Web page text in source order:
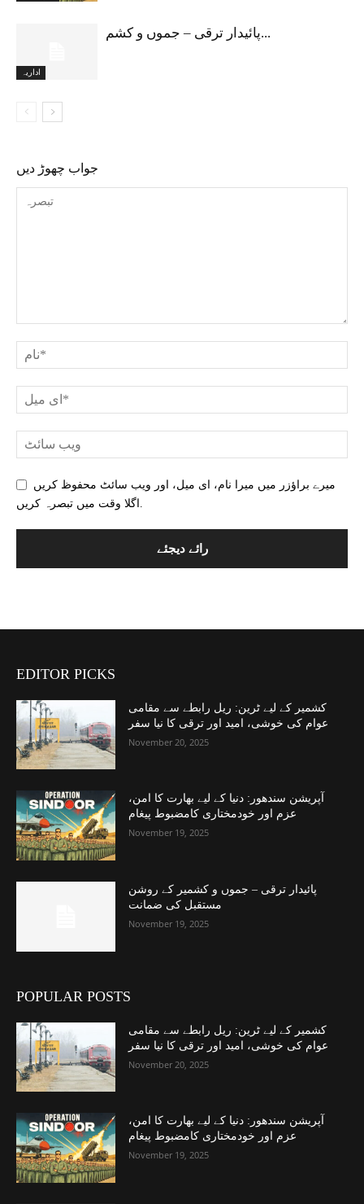
اداریہ
پائیدار ترقی – جموں و کشم...
جواب چھوڑ دیں
میرے براؤزر میں میرا نام، ای میل، اور ویب سائٹ محفوظ کریں
EDITOR PICKS
کشمیر کے لیے ٹرین: ریل رابطے سے مقامی
عوام کی خوشی، امید اور ترقی کا نیا سفر
November 20, 2025
آپریشن سندھور: دنیا کے لیے بھارت کا امن،
عزم اور خودمختاری کامضبوط پیغام
November 19, 2025
پائیدار ترقی – جموں و کشمیر کے روشن
مستقبل کی ضمانت
November 19, 2025
POPULAR POSTS
کشمیر کے لیے ٹرین: ریل رابطے سے مقامی
عوام کی خوشی، امید اور ترقی کا نیا سفر
November 20, 2025
آپریشن سندھور: دنیا کے لیے بھارت کا امن،
عزم اور خودمختاری کامضبوط پیغام
November 19, 2025